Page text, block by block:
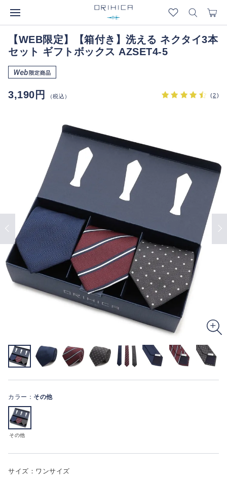
【WEB限定】【箱付き】洗える ネクタイ3本
セット ギフトボックス AZSET4-5
3,190円 （税込） (2)
カラー： その他
その他
サイズ：ワンサイズ